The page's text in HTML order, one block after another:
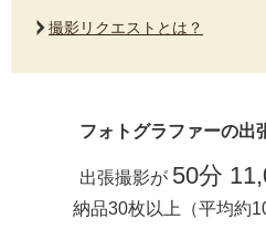
撮影リクエストとは？
フォトグラファーの出
出張撮影が 50分
納品30枚以上（平均約